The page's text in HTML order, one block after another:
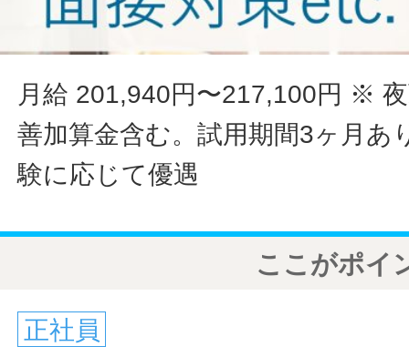
月給 201,940円〜217,100円 ※ 夜
善加算金含む。試用期間3ヶ月
験に応じて優遇
ここがポイ
正社員